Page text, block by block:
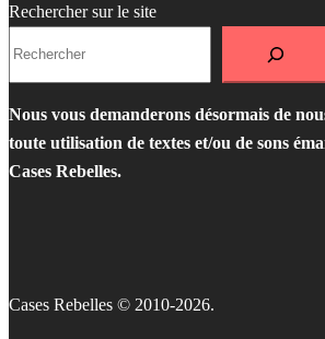
Rechercher sur le site
Nous vous demanderons désormais de
toute utilisation de textes et/ou de sons
Cases Rebelles.
Cases Rebelles © 2010-2026.